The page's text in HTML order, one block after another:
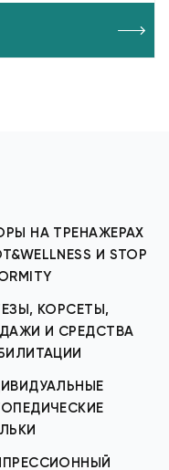
НА ТРЕНАЖЕРАХ
И STOP
КОРСЕТЫ,
И СРЕДСТВА